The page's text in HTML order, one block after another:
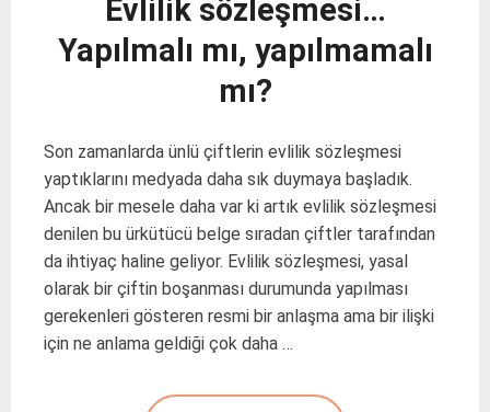
Evlilik sözleşmesi…
Yapılmalı mı, yapılmamalı
mı?
Son zamanlarda ünlü çiftlerin evlilik sözleşmesi
yaptıklarını medyada daha sık duymaya başladık.
Ancak bir mesele daha var ki artık evlilik sözleşmesi
denilen bu ürkütücü belge sıradan çiftler tarafından
da ihtiyaç haline geliyor. Evlilik sözleşmesi, yasal
olarak bir çiftin boşanması durumunda yapılması
gerekenleri gösteren resmi bir anlaşma ama bir ilişki
için ne anlama geldiği çok daha …